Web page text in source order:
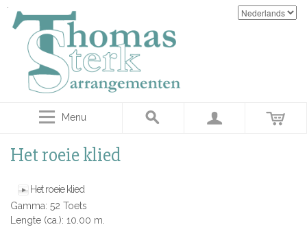
Menu
Het roeie klied
Het roeie klied
Gamma: 52 Toets
Lengte (ca.): 10.00 m.